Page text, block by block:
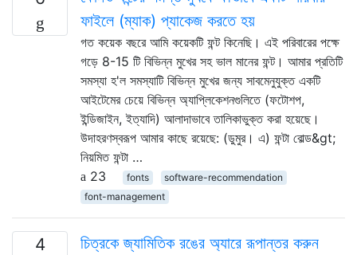
ফাইলে (ম্যাক) প্যাকেজ করতে হয়
গত কয়েক বছরে আমি কয়েকটি ফন্ট কিনেছি। এই পরিবারের পক্ষে
গড়ে 8-15 টি বিভিন্ন মুখের সহ ভাল মানের ফন্ট। আমার প্রতিটি
সমস্যা হ'ল সমস্যাটি বিভিন্ন মুখের জন্য সাবমেনুযুক্ত একটি
আইটেমের চেয়ে বিভিন্ন অ্যাপ্লিকেশনগুলিতে (ফটোশপ,
ইন্ডিজাইন, ইত্যাদি) আলাদাভাবে তালিকাভুক্ত করা হয়েছে।
উদাহরণস্বরূপ আমার কাছে রয়েছে: (ডুমুর। এ) ফন্টা বোল্ড&gt;
নিয়মিত ফন্টা …
23
fonts
software-recommendation
font-management
4 চিত্রকে জ্যামিতিক রঙের অ্যারে রূপান্তর করুন